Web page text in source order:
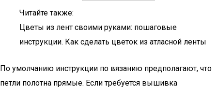
Читайте также:
Цветы из лент своими руками: пошаговые
инструкции. Как сделать цветок из атласной ленты
По умолчанию инструкции по вязанию предполагают, что
петли полотна прямые. Если требуется вышивка